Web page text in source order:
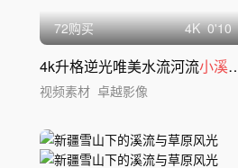
72购买 4K 0'10
4k升格逆光唯美水流河流小溪小
视频素材 卓越影像